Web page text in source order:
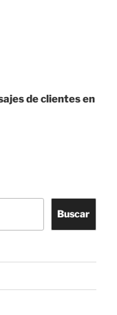
de clientes en
Buscar